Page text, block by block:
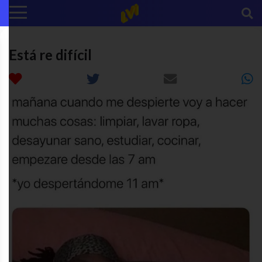
Está re difícil